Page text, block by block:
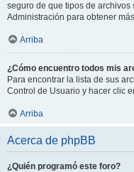
seguro de que tipos de
Administración para obtener
Arriba
¿Cómo encuentro todos mis
Para encontrar la lista de sus
Control de Usuario y hacer clic
Arriba
Acerca de phpBB
¿Quién programó este foro?